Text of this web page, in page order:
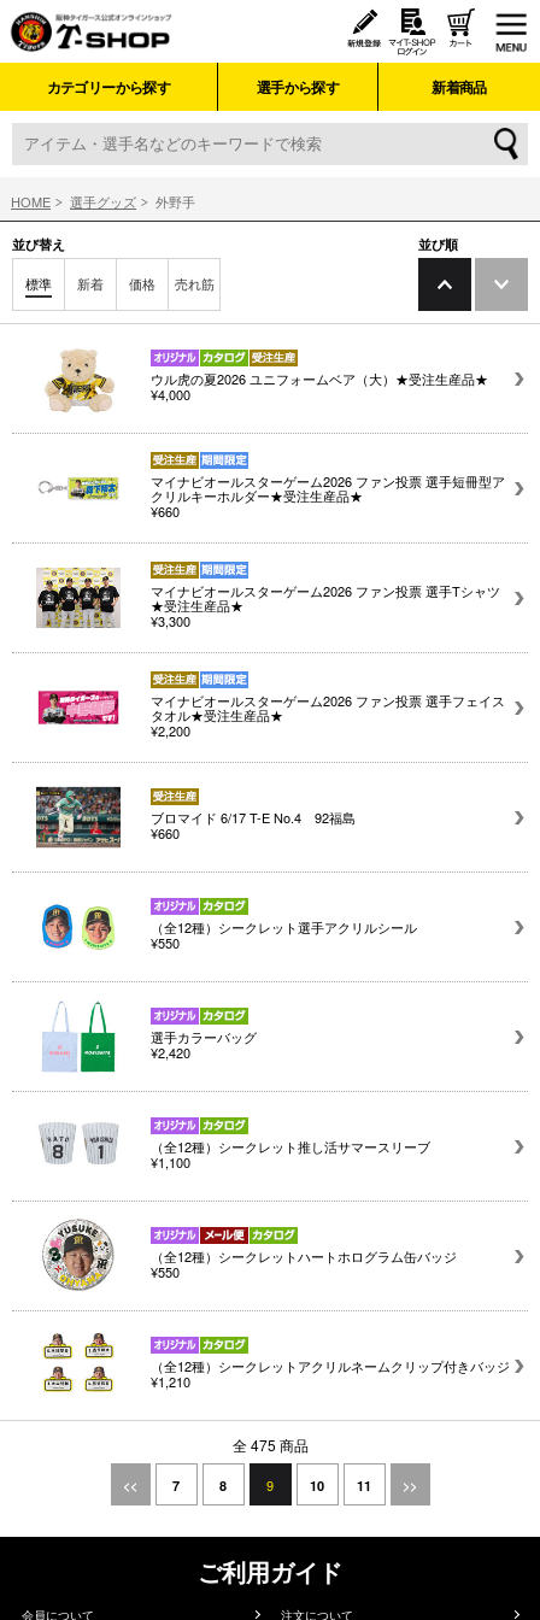
カテゴリーから探す 選手から探す 新着商品
HOME 選手グッズ 外野手
並び替え
標準 新着 価格 売れ筋
並び順
ウル虎の夏2026 ユニフォームベア（大）★受注生産品★
¥4,000
マイナビオールスターゲーム2026 ファン投票 選手短冊型ア
クリルキーホルダー★受注生産品★
¥660
マイナビオールスターゲーム2026 ファン投票 選手Tシャツ
★受注生産品★
¥3,300
マイナビオールスターゲーム2026 ファン投票 選手フェイス
タオル★受注生産品★
¥2,200
ブロマイド 6/17 T-E No.4 92福島
¥660
（全12種）シークレット選手アクリルシール
¥550
選手カラーバッグ
¥2,420
（全12種）シークレット推し活サマースリーブ
¥1,100
（全12種）シークレットハートホログラム缶バッジ
¥550
（全12種）シークレットアクリルネームクリップ付きバッジ
¥1,210
全 475 商品
<< 7 8 9 10 11 >>
ご利用ガイド
会員について 注文について